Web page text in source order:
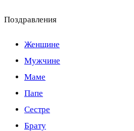
Поздравления
Женщине
Мужчине
Маме
Папе
Сестре
Брату